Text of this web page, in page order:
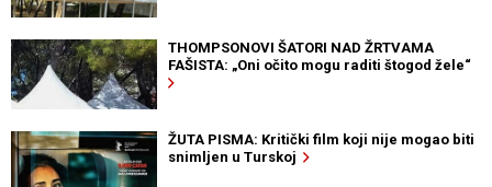
THOMPSONOVI ŠATORI NAD ŽRTVAMA
FAŠISTA: „Oni očito mogu raditi štogod žele“
ŽUTA PISMA: Kritički film koji nije mogao biti
snimljen u Turskoj